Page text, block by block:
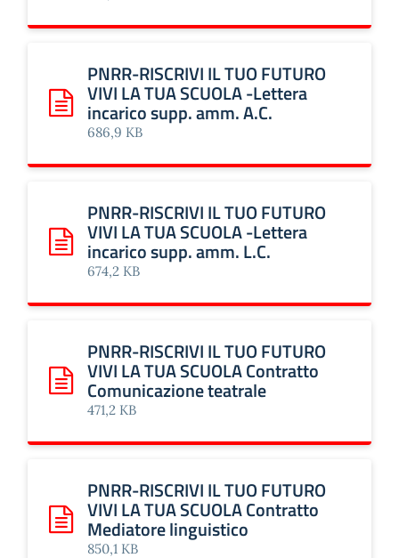
Scarica: PNRR-RISCRIVI IL TUO FUTURO VIVI LA TUA
PNRR-RISCRIVI IL TUO FUTURO
VIVI LA TUA SCUOLA -Lettera
incarico supp. amm. A.C.
686,9 KB
Scarica: PNRR-RISCRIVI IL TUO FUTURO VIVI LA TUA
PNRR-RISCRIVI IL TUO FUTURO
VIVI LA TUA SCUOLA -Lettera
incarico supp. amm. L.C.
674,2 KB
Scarica: PNRR-RISCRIVI IL TUO FUTURO VIVI LA TUA
PNRR-RISCRIVI IL TUO FUTURO
VIVI LA TUA SCUOLA Contratto
Comunicazione teatrale
471,2 KB
Scarica: PNRR-RISCRIVI IL TUO FUTURO VIVI LA TUA
PNRR-RISCRIVI IL TUO FUTURO
VIVI LA TUA SCUOLA Contratto
Mediatore linguistico
850,1 KB